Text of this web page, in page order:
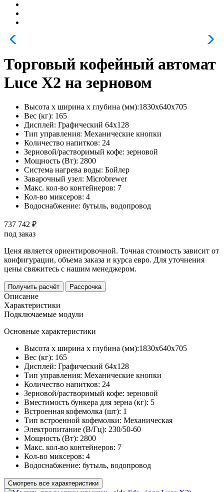
Торговый кофейный автомат
Luce X2 на зерновом
Высота х ширина х глубина (мм):1830х640х705
Вес (кг): 165
Дисплей: Графический 64х128
Тип управления: Механические кнопки
Количество напитков: 24
Зерновой/растворимый кофе: зерновой
Мощность (Вт): 2800
Система нагрева воды: Бойлер
Заварочный узел: Microbrewer
Макс. кол-во контейнеров: 7
Кол-во миксеров: 4
Водоснабжение: бутыль, водопровод
737 742 ₽
под заказ
Ценя является ориентировочной. Точная стоимость зависит от
конфигурации, объема заказа и курса евро. Для уточнения
цены свяжитесь с нашим менеджером.
Получить расчёт Рассрочка
Описание
Характеристики
Подключаемые модули
Основные характеристики
Высота х ширина х глубина (мм):1830х640х705
Вес (кг): 165
Дисплей: Графический 64х128
Тип управления: Механические кнопки
Количество напитков: 24
Зерновой/растворимый кофе: зерновой
Вместимость бункера для зерна (кг): 5
Встроенная кофемолка (шт): 1
Тип встроенной кофемолки: Механическая
Электропитание (В/Гц): 230/50-60
Мощность (Вт): 2800
Макс. кол-во контейнеров: 7
Кол-во миксеров: 4
Водоснабжение: бутыль, водопровод
Смотреть все характеристики